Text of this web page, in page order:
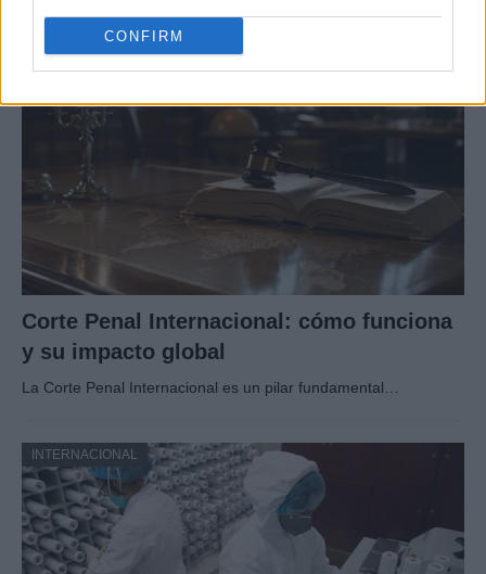
CONFIRM
INTERNACIONAL
Corte Penal Internacional: cómo funciona
y su impacto global
La Corte Penal Internacional es un pilar fundamental…
INTERNACIONAL